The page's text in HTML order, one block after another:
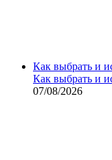
Как выбрать и
Как выбрать и
07/08/2026